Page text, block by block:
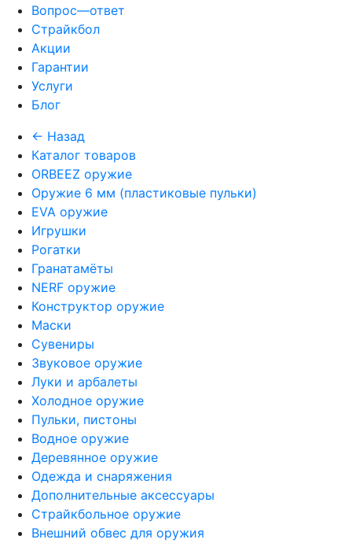
Вопрос—ответ
Страйкбол
Акции
Гарантии
Услуги
Блог
← Назад
Каталог товаров
ORBEEZ оружие
Оружие 6 мм (пластиковые пульки)
EVA оружие
Игрушки
Рогатки
Гранатамёты
NERF оружие
Конструктор оружие
Маски
Сувениры
Звуковое оружие
Луки и арбалеты
Холодное оружие
Пульки, пистоны
Водное оружие
Деревянное оружие
Одежда и снаряжения
Дополнительные аксессуары
Страйкбольное оружие
Внешний обвес для оружия